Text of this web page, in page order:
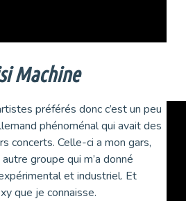
Machine
préférés donc c’est un peu
phénoménal qui avait des
concerts. Celle-ci a mon gars,
autre groupe qui m’a donné
et industriel. Et
que je connaisse.